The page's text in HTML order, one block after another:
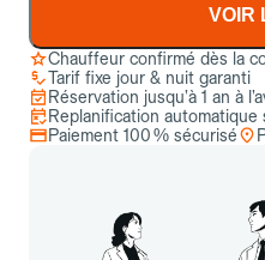
VOIR
Chauffeur confirmé dès la
Tarif fixe jour & nuit garanti
Réservation jusqu’à 1 an à
Replanification
Paiement 100 % sécurisé